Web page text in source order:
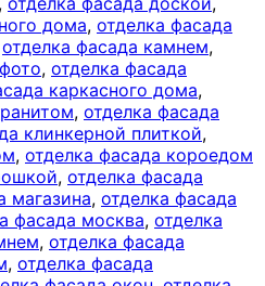
дома, отделка фасада
отделка фасада камнем,
, отделка фасада
каркасного дома,
, отделка фасада
клинкерной плиткой,
, отделка фасада короедом
, отделка фасада
магазина, отделка фасада
фасада москва, отделка
, отделка фасада
, отделка фасада